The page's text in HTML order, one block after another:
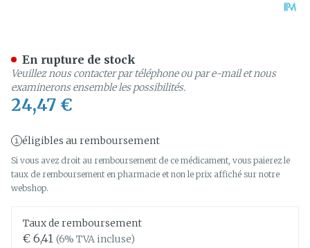
24,47 €
éligibles au remboursement
Si vous avez droit au remboursement de ce médicament, vous paierez le
taux de remboursement en pharmacie et non le prix affiché sur notre
webshop.
Taux de remboursement
€ 6,41 (6% TVA incluse)
En rupture de stock
Veuillez nous contacter par téléphone ou par e-mail et nous
examinerons ensemble les possibilités.